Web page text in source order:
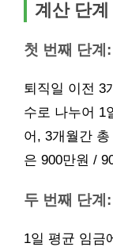
계산 단계
첫 번째 단계
퇴직일 이전 3
수로 나누어 1
어, 3개월간
은 900만원 /
두 번째 단계
1일 평균 임금